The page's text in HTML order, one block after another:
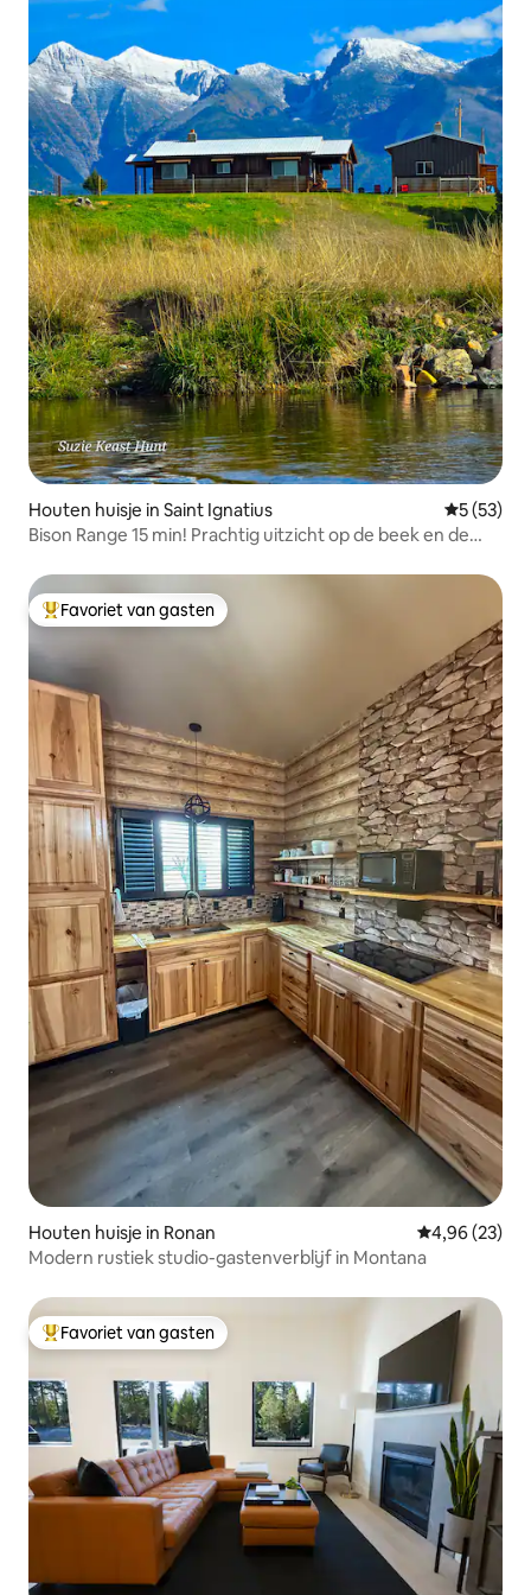
Houten huisje in Saint Ignatius
5 (53)
Bison Range 15 min! Prachtig uitzicht op de beek en de
Topfavoriet van gasten
Favoriet van gasten
Houten huisje in Ronan Gemiddelde
4,96 (23)
Modern rustiek studio-gastenverblijf in Montana
Topfavoriet van gasten
Favoriet van gasten